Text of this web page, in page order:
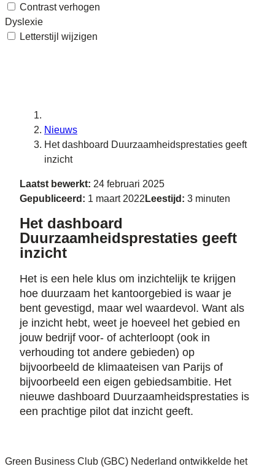
Contrast verhogen
Dyslexie
Letterstijl wijzigen
Nieuws
Het dashboard Duurzaamheidsprestaties geeft
inzicht
Laatst bewerkt: 24 februari 2025
Gepubliceerd: 1 maart 2022 Leestijd: 3 minuten
Het dashboard
Duurzaamheidsprestaties geeft
inzicht
Het is een hele klus om inzichtelijk te krijgen
hoe duurzaam het kantoorgebied is waar je
bent gevestigd, maar wel waardevol. Want als
je inzicht hebt, weet je hoeveel het gebied en
jouw bedrijf voor- of achterloopt (ook in
verhouding tot andere gebieden) op
bijvoorbeeld de klimaateisen van Parijs of
bijvoorbeeld een eigen gebiedsambitie. Het
nieuwe dashboard Duurzaamheidsprestaties is
een prachtige pilot dat inzicht geeft.
Green Business Club (GBC) Nederland ontwikkelde het